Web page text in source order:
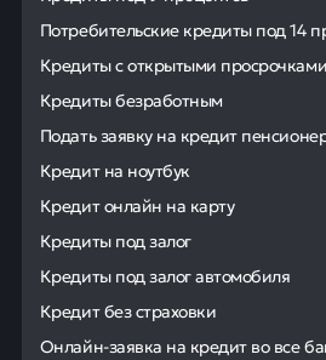
Потребительские кредиты под 14
Кредиты с открытыми просрочками
Кредиты безработным
Подать заявку на кредит
Кредит на ноутбук
Кредит онлайн на карту
Кредиты под залог
Кредиты под залог автомобиля
Кредит без страховки
Онлайн-заявка на кредит во все